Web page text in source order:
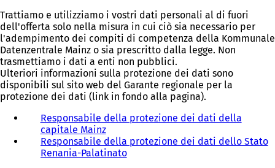
Trattiamo e utilizziamo i vostri dati personali al di fuori
dell'offerta solo nella misura in cui ciò sia necessario per
l'adempimento dei compiti di competenza della Kommunale
Datenzentrale Mainz o sia prescritto dalla legge. Non
trasmettiamo i dati a enti non pubblici.
Ulteriori informazioni sulla protezione dei dati sono
disponibili sul sito web del Garante regionale per la
protezione dei dati (link in fondo alla pagina).
Responsabile della protezione dei dati della
capitale Mainz
Responsabile della protezione dei dati dello Stato
Renania-Palatinato(